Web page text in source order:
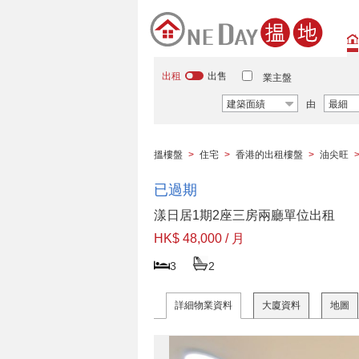
出租 出售 業主盤
建築面績 由 最細
搵樓盤 > 住宅 > 香港的出租樓盤 > 油尖旺 >
已過期
漾日居1期2座三房兩廳單位出租
HK$ 48,000 / 月
3 2
詳細物業資料 大廈資料 地圖